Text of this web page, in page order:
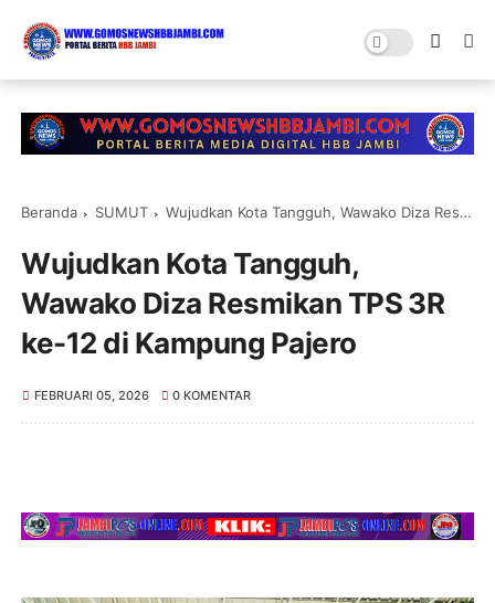
Beranda SUMUT Wujudkan Kota Tangguh, Wawako Diza Resmikan TPS 3R ke-12 di Kampung Pajero
Wujudkan Kota Tangguh,
Wawako Diza Resmikan TPS 3R
ke-12 di Kampung Pajero
FEBRUARI 05, 2026 0 KOMENTAR